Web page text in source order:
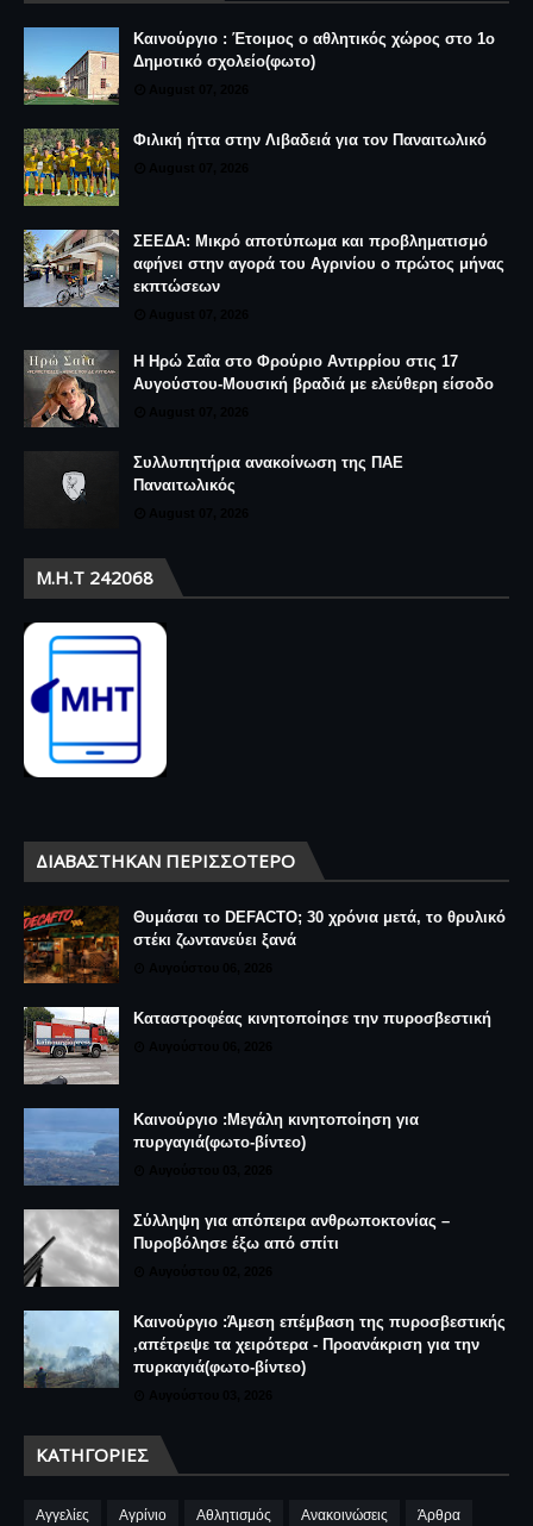
Καινούργιο : Έτοιμος ο αθλητικός χώρος στο 1ο
Δημοτικό σχολείο(φωτο)
Φιλική ήττα στην Λιβαδειά για τον Παναιτωλικό
ΣΕΕΔΑ: Μικρό αποτύπωμα και προβληματισμό
αφήνει στην αγορά του Αγρινίου ο πρώτος μήνας
εκπτώσεων
Η Ηρώ Σαΐα στο Φρούριο Αντιρρίου στις 17
Αυγούστου-Μουσική βραδιά με ελεύθερη είσοδο
Συλλυπητήρια ανακοίνωση της ΠΑΕ
Παναιτωλικός
Μ.Η.Τ 242068
ΔΙΑΒΆΣΤΗΚΑΝ ΠΕΡΙΣΣΌΤΕΡΟ
Θυμάσαι το DEFACTO; 30 χρόνια μετά, το θρυλικό
στέκι ζωντανεύει ξανά
Καταστροφέας κινητοποίησε την πυροσβεστική
Καινούργιο :Μεγάλη κινητοποίηση για
πυργαγιά(φωτο-βίντεο)
Σύλληψη για απόπειρα ανθρωποκτονίας –
Πυροβόλησε έξω από σπίτι
Καινούργιο :Άμεση επέμβαση της πυροσβεστικής
,απέτρεψε τα χειρότερα - Προανάκριση για την
πυρκαγιά(φωτο-βίντεο)
ΚΑΤΗΓΟΡΊΕΣ
Αγγελίες Αγρίνιο Αθλητισμός Ανακοινώσεις Άρθρα